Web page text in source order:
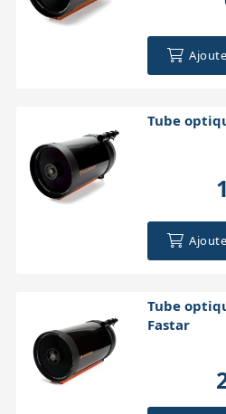
Accessoires pour montures
Tube
Tube
Fastar